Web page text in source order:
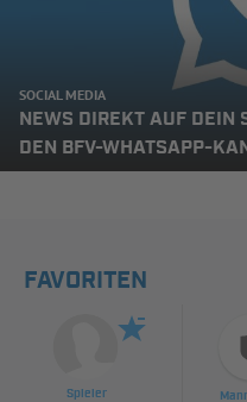
SOCIAL MEDIA
NEWS DIREKT AUF DEIN
DEN BFV-WHATSAPP-
FAVORITEN
Spieler